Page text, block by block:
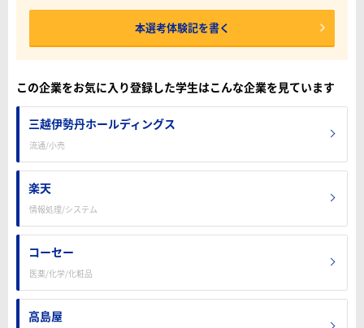
本選考体験記を書く
この企業をお気に入り登録した学生はこんな企業を見ています
三越伊勢丹ホールディングス
流通/小売
楽天
情報処理/システム
コーセー
医薬/化学/化粧品
高島屋